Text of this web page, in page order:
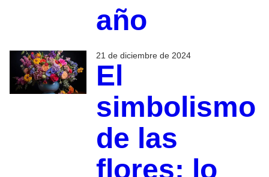
año
21 de diciembre de 2024
El
simbolismo
de las
flores: lo